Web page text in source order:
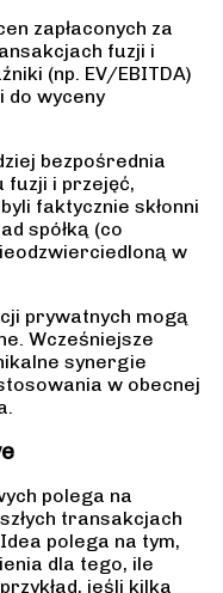
zapłaconych za
fuzji i
(np. EV/EBITDA)
do wyceny
bezpośrednia
fuzji i przejęć,
faktycznie skłonni
spółką (co
w
prywatnych mogą
Wcześniejsze
synergie
w obecnej
polega na
transakcjach
polega na tym,
dla tego, ile
jeśli kilka